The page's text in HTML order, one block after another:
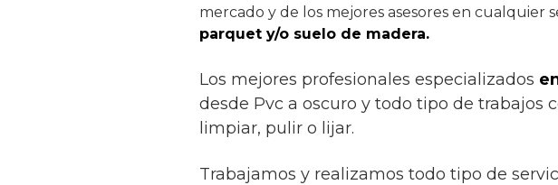
mercado y de los mejores asesores en cualquier
parquet y/o suelo de madera.
Los mejores profesionales especializados
desde Pvc a oscuro y todo tipo de trabajos
limpiar, pulir o lijar.
Trabajamos y realizamos todo tipo de